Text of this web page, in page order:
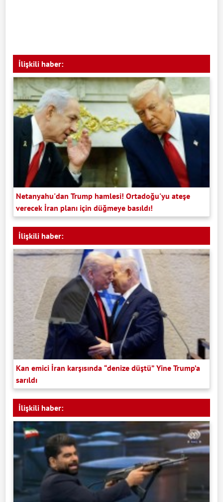
İlişkili haber:
Netanyahu'dan Trump hamlesi! Ortadoğu'yu ateşe
verecek İran planı için düğmeye basıldı!
İlişkili haber:
Kan emici İran karşısında “denize düştü” Yine Trump’a
sarıldı
İlişkili haber: